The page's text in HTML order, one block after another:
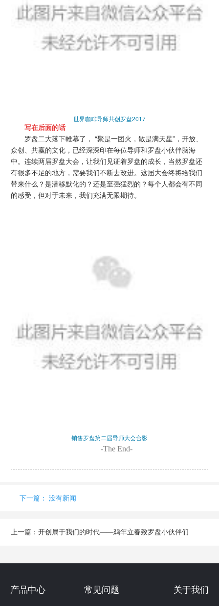
世界咖啡导师共创罗盘2017
写在后面的话
罗盘二大落下帷幕了， “聚是一团火，散是满天星”，开放、
众创、共赢的文化，已经深深印在每位导师和罗盘小伙伴脑海
中。连续两届罗盘大会，让我们见证着罗盘的成长，当然罗盘还
有很多不足的地方，需要我们不断去改进。这届大会终将给我们
带来什么？是潜移默化的？还是至强猛烈的？每个人都会有不同
的感受，但对于未来，我们充满无限期待。
销售罗盘第二届导师大会合影
-The End-
下一篇： 没有新闻
上一篇： 开创属于我们的时代——鸡年立春致罗盘小伙伴们
产品中心 常见问题 关于我们